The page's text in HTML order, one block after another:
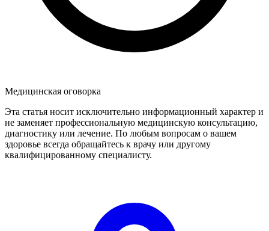
Медицинская оговорка
Эта статья носит исключительно информационный характер и
не заменяет профессиональную медицинскую консультацию,
диагностику или лечение. По любым вопросам о вашем
здоровье всегда обращайтесь к врачу или другому
квалифицированному специалисту.